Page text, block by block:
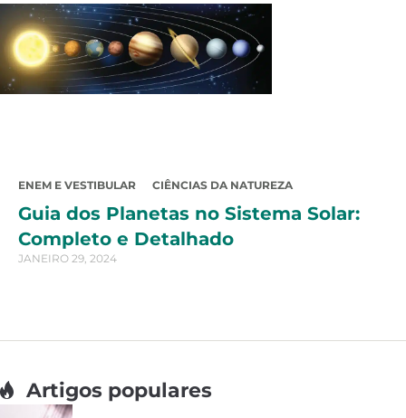
ENEM E VESTIBULAR CIÊNCIAS DA NATUREZA
Guia dos Planetas no Sistema Solar:
Completo e Detalhado
JANEIRO 29, 2024
Artigos populares